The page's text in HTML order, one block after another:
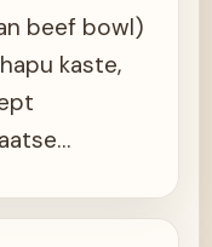
beef bowl)
kaste,